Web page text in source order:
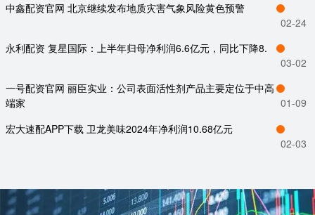
中鑫配资官网 北京继续发布地质灾害气象风险黄色预警
02-24
永利配资 复星国际：上半年归母净利润6.6亿元，同比下降8.
03-02
一号配资官网 丽臣实业：公司表面活性剂产品主要定位于中高
端家
01-09
宏大速配APP下载 卫龙美味2024年净利润10.68亿元
02-03